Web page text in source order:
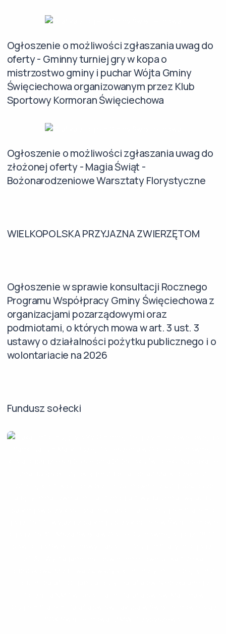
Ogłoszenie o możliwości zgłaszania uwag do
oferty - Gminny turniej gry w kopa o
mistrzostwo gminy i puchar Wójta Gminy
Święciechowa organizowanym przez Klub
Sportowy Kormoran Święciechowa
Ogłoszenie o możliwości zgłaszania uwag do
złożonej oferty - Magia Świąt -
Bożonarodzeniowe Warsztaty Florystyczne
WIELKOPOLSKA PRZYJAZNA ZWIERZĘTOM
Ogłoszenie w sprawie konsultacji Rocznego
Programu Współpracy Gminy Święciechowa z
organizacjami pozarządowymi oraz
podmiotami, o których mowa w art. 3 ust. 3
ustawy o działalności pożytku publicznego i o
wolontariacie na 2026
Fundusz sołecki